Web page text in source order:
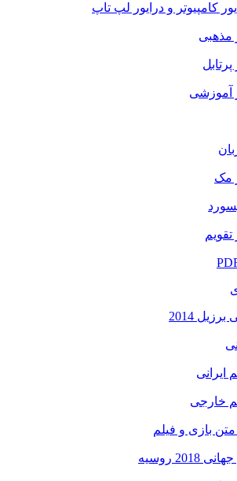
کامپیوتر و درایور لپ تاپ
مذهبی
آموزشی
مک
تقویم
2014
ایرانی
خارجی
بازی و فیلم
روسیه